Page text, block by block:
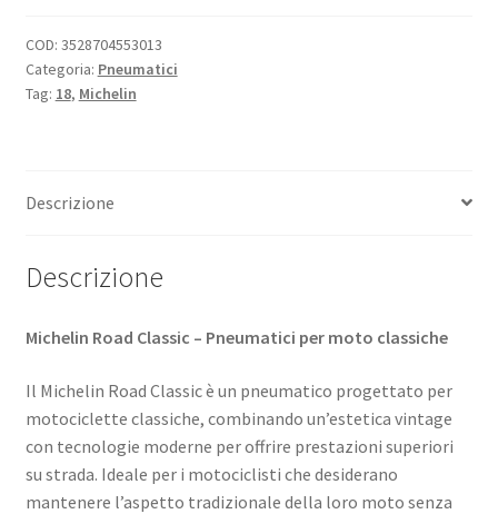
B
18
63H
COD: 3528704553013
Categoria: Pneumatici
Tag: 18, Michelin
Descrizione
Descrizione
Michelin Road Classic – Pneumatici per moto classiche
Il Michelin Road Classic è un pneumatico progettato per
motociclette classiche, combinando un’estetica vintage
con tecnologie moderne per offrire prestazioni superiori
su strada. Ideale per i motociclisti che desiderano
mantenere l’aspetto tradizionale della loro moto senza